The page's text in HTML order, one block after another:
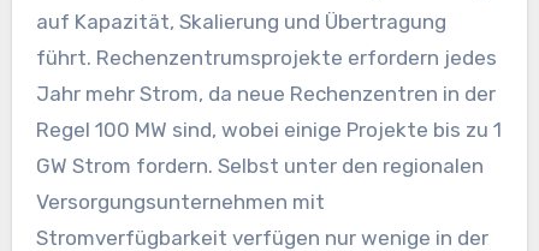
auf Kapazität, Skalierung und Übertragung
führt. Rechenzentrumsprojekte erfordern jedes
Jahr mehr Strom, da neue Rechenzentren in der
Regel 100 MW sind, wobei einige Projekte bis zu 1
GW Strom fordern. Selbst unter den regionalen
Versorgungsunternehmen mit
Stromverfügbarkeit verfügen nur wenige in der